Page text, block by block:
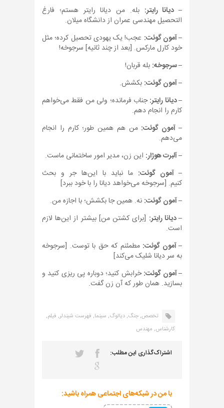
– دیانا رایتر: بله. من دیانا رایتر هستم؛ فارغ
التحصیل مهندسی عمران از دانشگاه میلان.
– آمون گوئت: عجب! یک یهودی تحصیل کرده؛ مثل
خود کارل مارکس. [بعد از چند ثانیه] سرجوخه!
– سرجوخه: بله قربان!
– آمون گوئت: بکشش.
– دیانا رایتر:جناب فرمانده؛ ولی من فقط می‌خواهم
کارم را انجام دهم.
– آمون گوئت: من هم همین طور؛ کارم را انجام
می‌دهم.
– آلبرت هوژار: این زن، مدیر امور ساختمانی ماست.
– آمون گوئت: ما نباید با این‌ها جر و بحث
کنیم. [سرجوخه می‌خواهد دیانا را با خود ببرد]
– آمون گوئت: نه. همین جا بکشش؛ با اجازه من.
– دیانا رایتر: [برای کشتن من] بیشتر از این‌ها لازم
است.
– آمون گوئت: مطمئنم که حق با توست. [سرجوخه
به سر دیانا شلیک می‌کند]
– آمون گوئت:خرابش کنید؛ دوباره پی ریزی کنید و
بسازید. همان طور که آن زن گفت.
تخصص,جنگ,دیالوگ, سینما, فهرست شیندلر, فیلم,
کارشناس, مهندس
اشتراک‌گذاری این مطلب:
با من در شبکه‌های اجتماعی همراه باشید: